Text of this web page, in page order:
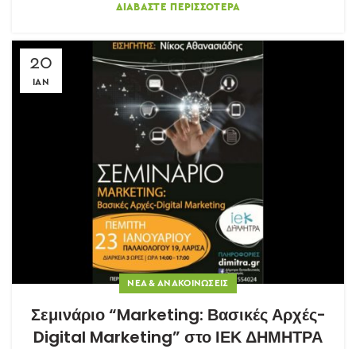
ΔΙΑΒΆΣΤΕ ΠΕΡΙΣΣΌΤΕΡΑ
20
ΙΑΝ
ΝΈΑ & ΑΝΑΚΟΙΝΏΣΕΙΣ
Σεμινάριο “Marketing: Βασικές Αρχές-
Digital Marketing” στο ΙΕΚ ΔΗΜΗΤΡΑ